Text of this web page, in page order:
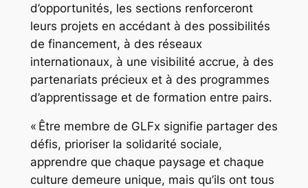
d’opportunités, les sections renforceront
leurs projets en accédant à des possibilités
de financement, à des réseaux
internationaux, à une visibilité accrue, à des
partenariats précieux et à des programmes
d’apprentissage et de formation entre pairs.
« Être membre de GLFx signifie partager des
défis, prioriser la solidarité sociale,
apprendre que chaque paysage et chaque
culture demeure unique, mais qu’ils ont tous